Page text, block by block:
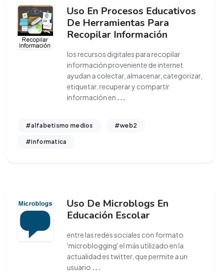
Uso En Procesos Educativos
De Herramientas Para
Recopilar Información
los recursos digitales para recopilar
información proveniente de internet
ayudan a colectar, almacenar, categorizar,
etiquetar, recuperar y compartir
información en ...
#alfabetismo medios #web2
#informatica
Uso De Microblogs En
Educación Escolar
entre las redes sociales con formato
'microblogging' el más utilizado en la
actualidad es twitter, que permite a un
usuario ...